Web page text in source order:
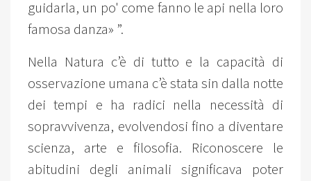
guidarla, un po' come fanno le api nella loro
famosa danza» ”.
Nella Natura c’è di tutto e la capacità di
osservazione umana c’è stata sin dalla notte
dei tempi e ha radici nella necessità di
sopravvivenza, evolvendosi fino a diventare
scienza, arte e filosofia. Riconoscere le
abitudini degli animali significava poter